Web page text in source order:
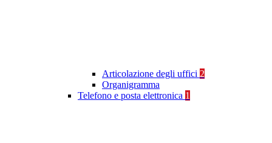
Articolazione degli uffici 2
Organigramma
Telefono e posta elettronica 1